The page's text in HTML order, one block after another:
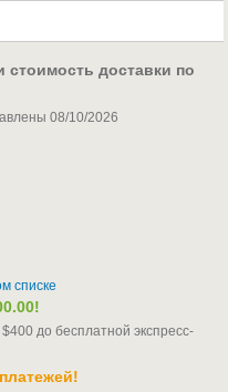
доставки по
08/10/2026
списке
!
$400 до бесплатной экспресс-